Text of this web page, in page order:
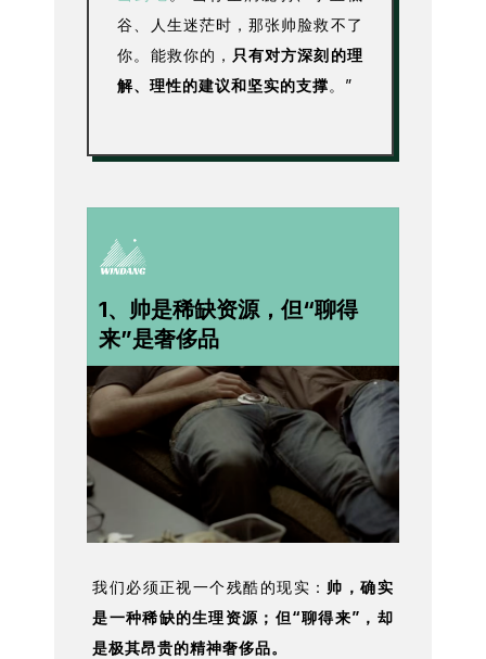
谷、人生迷茫时，那张帅脸救不了
你。能救你的， 只有对方深刻的理
解、理性的建议和坚实的支撑。”
1、帅是稀缺资源，但“聊得
来”是奢侈品
我们必须正视一个残酷的现实： 帅，确实
是一种稀缺的生理资源；但“聊得来”，却
是极其昂贵的精神奢侈品。